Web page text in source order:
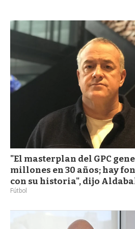
"El masterplan del GPC
millones en 30 años; hay
con su historia", dijo
Fútbol